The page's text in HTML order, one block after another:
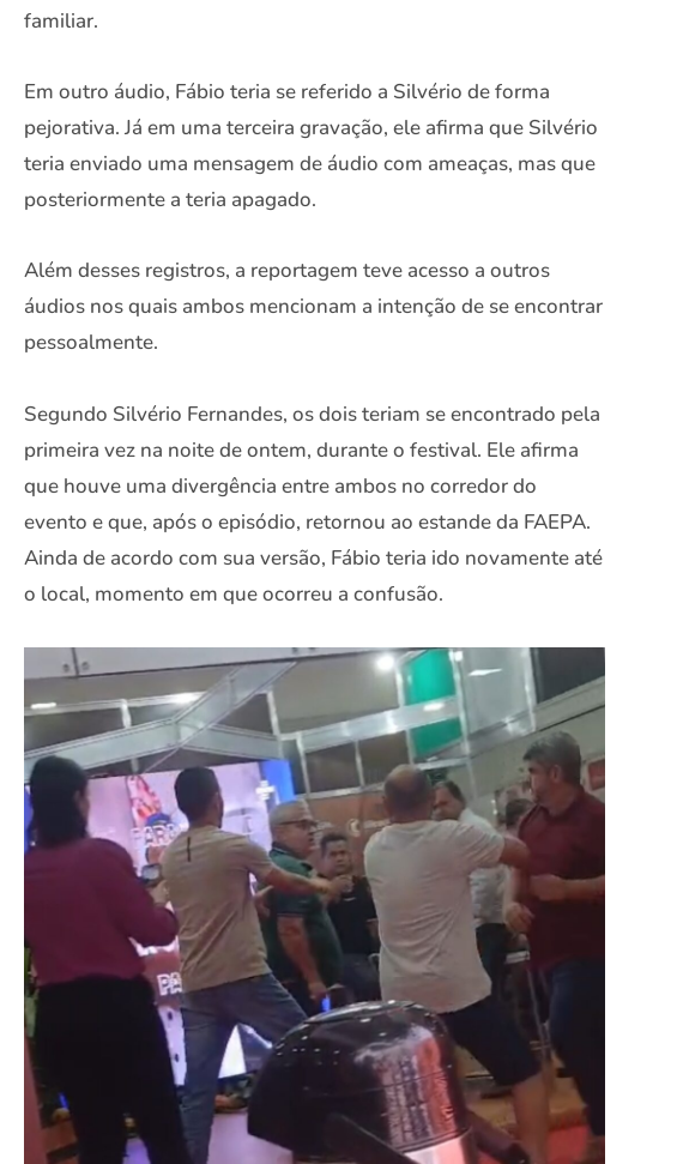
familiar.
Em outro áudio, Fábio teria se referido a Silvério de forma
pejorativa. Já em uma terceira gravação, ele afirma que Silvério
teria enviado uma mensagem de áudio com ameaças, mas que
posteriormente a teria apagado.
Além desses registros, a reportagem teve acesso a outros
áudios nos quais ambos mencionam a intenção de se encontrar
pessoalmente.
Segundo Silvério Fernandes, os dois teriam se encontrado pela
primeira vez na noite de ontem, durante o festival. Ele afirma
que houve uma divergência entre ambos no corredor do
evento e que, após o episódio, retornou ao estande da FAEPA.
Ainda de acordo com sua versão, Fábio teria ido novamente até
o local, momento em que ocorreu a confusão.